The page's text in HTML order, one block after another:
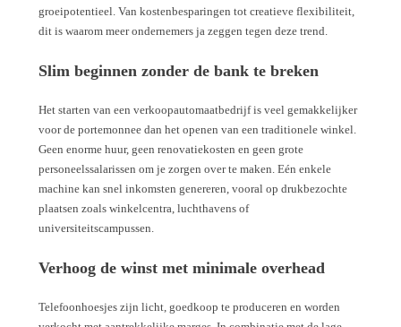
groeipotentieel. Van kostenbesparingen tot creatieve flexibiliteit,
dit is waarom meer ondernemers ja zeggen tegen deze trend.
Slim beginnen zonder de bank te breken
Het starten van een verkoopautomaatbedrijf is veel gemakkelijker
voor de portemonnee dan het openen van een traditionele winkel.
Geen enorme huur, geen renovatiekosten en geen grote
personeelssalarissen om je zorgen over te maken. Eén enkele
machine kan snel inkomsten genereren, vooral op drukbezochte
plaatsen zoals winkelcentra, luchthavens of
universiteitscampussen.
Verhoog de winst met minimale overhead
Telefoonhoesjes zijn licht, goedkoop te produceren en worden